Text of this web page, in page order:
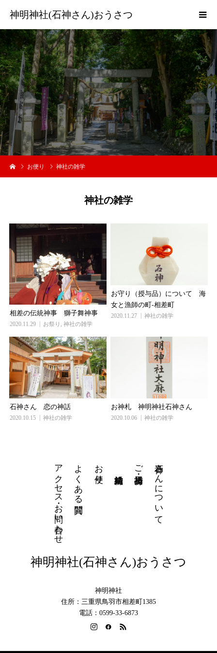
神明神社(石神さん)おうさつ
お便り 神社の雑学
神社の雑学
相差の伝統神事 獅子舞神事
2020.11.29 お祭り 神社の雑学
お守り（授与品）について 海
女と漁師の町‐相差町
2020.11.27 神社の雑学
石神さん 恋の神話
2020.10.15 神社の雑学
お神札 神明神社石神さん
2020.10.06 神社の雑学
石神さんについて
ご祈祷・授与品
お便り
よくある質問
アクセス・お問い合わせ
神明神社(石神さん)おうさつ
神明神社
住所：三重県鳥羽市相差町1385
電話：0599-33-6873